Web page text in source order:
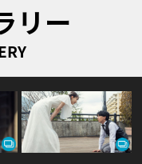
リー